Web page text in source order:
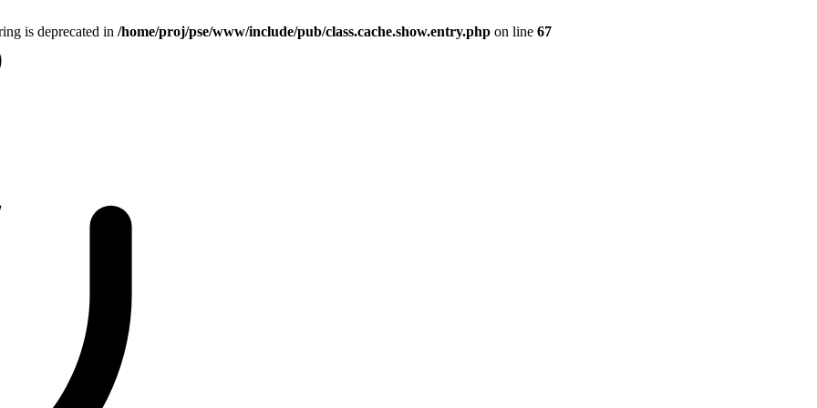
is deprecated in /home/proj/pse/www/include/pub/class.cache.show.entry.php on line 67